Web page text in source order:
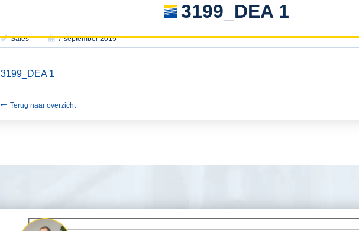
3199_DEA 1
Sales 7 september 2015
3199_DEA 1
Terug naar overzicht